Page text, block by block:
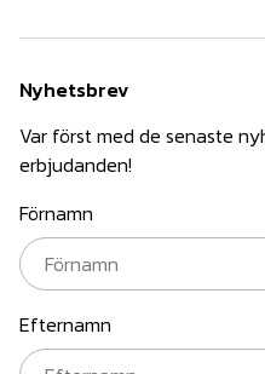
Nyhetsbrev
Var först med de senaste
erbjudanden!
Förnamn
Efternamn